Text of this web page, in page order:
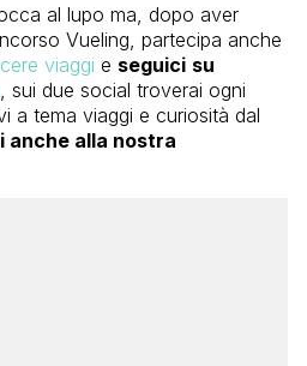
al lupo ma, dopo aver
Vueling, partecipa anche
viaggi e seguici su
, sui due social troverai ogni
a tema viaggi e curiosità dal
anche alla nostra